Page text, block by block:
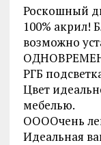
Роскошный
100% акрил!
возможно
РГБ
Цвет
мебелью.
ООООчень
Идеальная